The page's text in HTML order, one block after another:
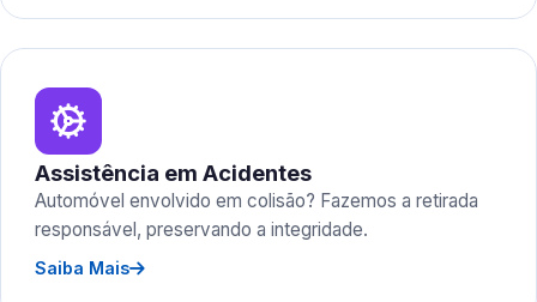
Assistência em Acidentes
Automóvel envolvido em colisão? Fazemos a retirada
responsável, preservando a integridade.
Saiba Mais